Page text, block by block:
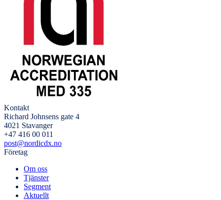
Kontakt
Richard Johnsens gate 4
4021 Stavanger
+47 416 00 011
post@nordicdx.no
Företag
Om oss
Tjänster
Segment
Aktuellt